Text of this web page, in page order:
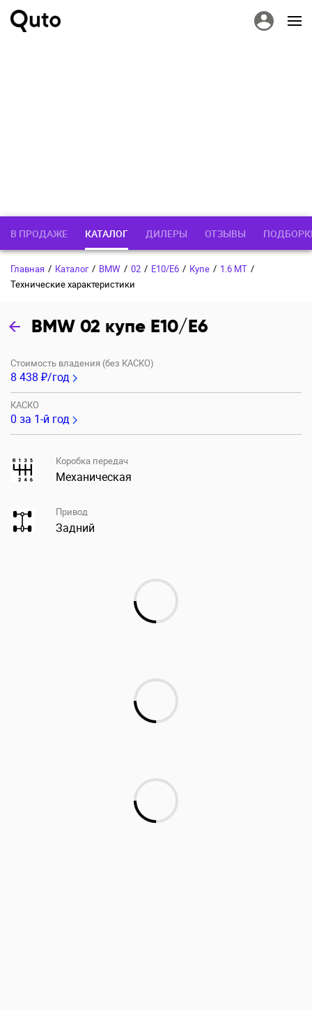
В ПРОДАЖЕ КАТАЛОГ ДИЛЕРЫ ОТЗЫВЫ
Главная / Каталог / BMW / 02 / E10/E6 / Купе / 1.6 MT /
Технические характеристики
BMW 02 купе E10/E6
Стоимость владения (без КАСКО)
8 438 ₽/год
КАСКО
0 за 1-й год
Коробка передач
Механическая
Привод
Задний